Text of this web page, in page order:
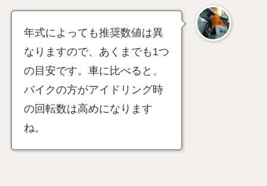
年式によっても推奨数値は異
なりますので、あくまでも1つ
の目安です。車に比べると、
バイクの方がアイドリング時
の回転数は高めになります
ね。